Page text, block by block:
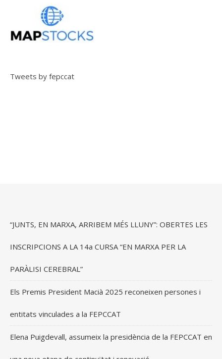
Tweets by fepccat
“JUNTS, EN MARXA, ARRIBEM MÉS LLUNY”: OBERTES LES
INSCRIPCIONS A LA 14a CURSA “EN MARXA PER LA
PARÀLISI CEREBRAL”
Els Premis President Macià 2025 reconeixen persones i
entitats vinculades a la FEPCCAT
Elena Puigdevall, assumeix la presidència de la FEPCCAT en